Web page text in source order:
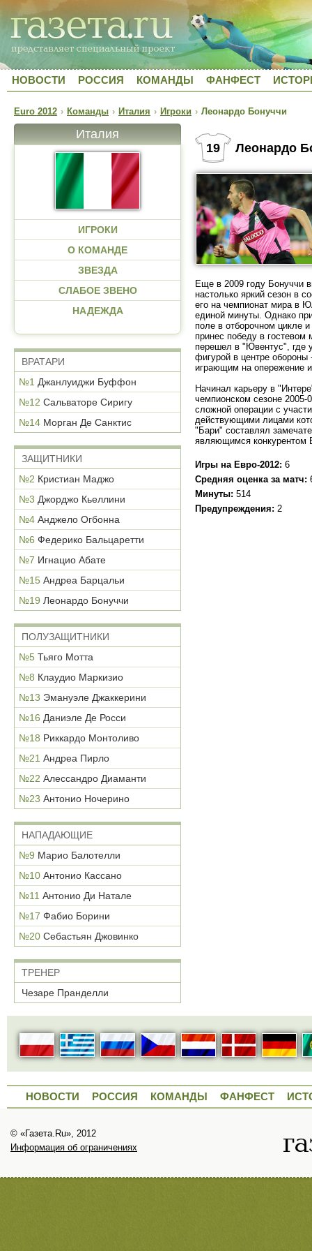
НОВОСТИ РОССИЯ КОМАНДЫ ФАНФЕСТ
Euro 2012 › Команды › Италия › Игроки › Леонардо Бонуччи
Италия
ИГРОКИ
О КОМАНДЕ
ЗВЕЗДА
СЛАБОЕ ЗВЕНО
НАДЕЖДА
ВРАТАРИ
№1 Джанлуиджи Буффон
№12 Сальваторе Сиригу
№14 Морган Де Санктис
ЗАЩИТНИКИ
№2 Кристиан Маджо
№3 Джорджо Кьеллини
№4 Анджело Огбонна
№6 Федерико Бальцаретти
№7 Игнацио Абате
№15 Андреа Барцальи
№19 Леонардо Бонуччи
ПОЛУЗАЩИТНИКИ
№5 Тьяго Мотта
№8 Клаудио Маркизио
№13 Эмануэле Джаккерини
№16 Даниэле Де Росси
№18 Риккардо Монтоливо
№21 Андреа Пирло
№22 Алессандро Диаманти
№23 Антонио Ночерино
НАПАДАЮЩИЕ
№9 Марио Балотелли
№10 Антонио Кассано
№11 Антонио Ди Натале
№17 Фабио Борини
№20 Себастьян Джовинко
ТРЕНЕР
Чезаре Пранделли
19 Леонардо
Еще в 2009 году Бонуччи
настолько яркий сезон в
его на чемпионат мира в
единой минуты. Однако
поле в отборочном цикле
принес победу в
перешел в "Ювентус", где
фигурой в центре
играющим на опережение
Начинал карьеру в
чемпионском сезоне 2005-
сложной операции с
действующими лицами
"Бари" составлял
являющимся конкурентом
Игры на Евро-2012: 6
Средняя оценка за матч:
Минуты: 514
Предупреждения: 2
НОВОСТИ РОССИЯ КОМАНДЫ ФАНФЕСТ
© «Газета.Ru», 2012
Информация об ограничениях